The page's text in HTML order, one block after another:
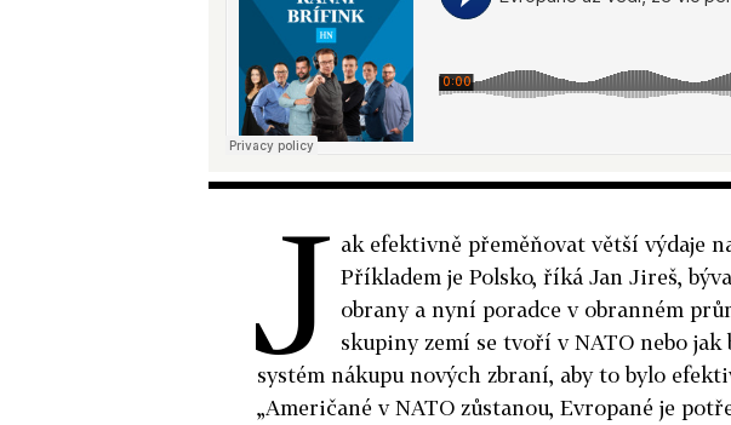
J ak efektivně přeměňovat větší výdaje
Příkladem je Polsko, říká Jan Jireš,
obrany a nyní poradce v obranném
skupiny zemí se tvoří v NATO nebo jak
systém nákupu nových zbraní, aby to bylo
„Američané v NATO zůstanou, Evropané je